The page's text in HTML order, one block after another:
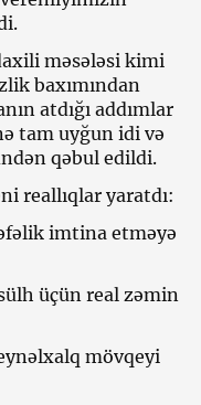
məsələsi kimi
baxımından
atdığı addımlar
tam uyğun idi və
qəbul edildi.
reallıqlar yaratdı:
imtina etməyə
üçün real zəmin
mövqeyi